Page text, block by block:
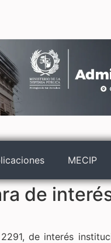
MECIP
de
de interés